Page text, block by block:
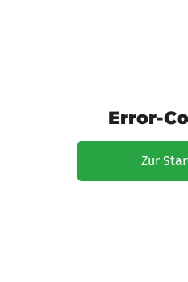
Error-
Zur